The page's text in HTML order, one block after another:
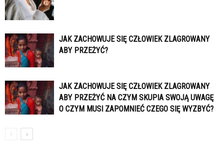
JAK ZACHOWUJE SIĘ CZŁOWIEK ZLAGROWANY
ABY PRZEŻYĆ?
JAK ZACHOWUJE SIĘ CZŁOWIEK ZLAGROWANY
ABY PRZEŻYĆ NA CZYM SKUPIA SWOJĄ UWAGĘ
O CZYM MUSI ZAPOMNIEĆ CZEGO SIĘ WYZBYĆ?